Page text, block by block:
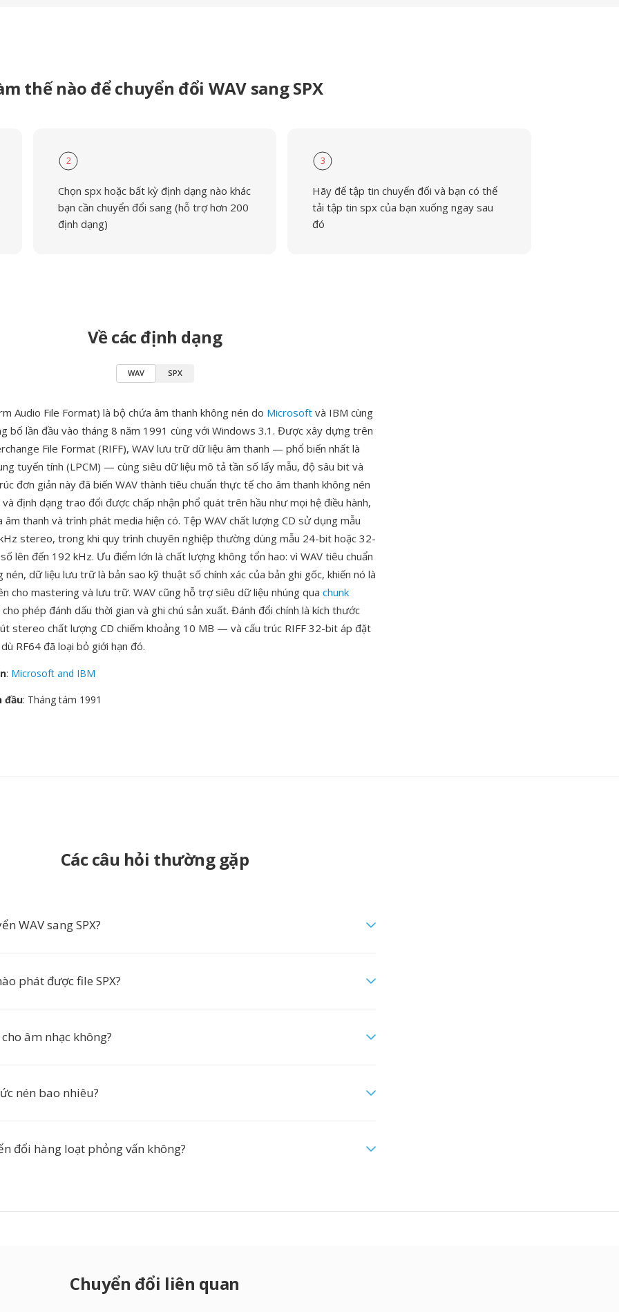
thế nào để chuyển đổi WAV sang SPX
2
Chọn spx hoặc bất kỳ định dạng nào khác
bạn cần chuyển đổi sang (hỗ trợ hơn 200
định dạng)
3
Hãy để tập tin chuyển đổi và bạn có thể
tải tập tin spx của bạn xuống ngay sau
đó
Về các định dạng
WAV SPX
Audio File Format) là bộ chứa âm thanh không nén do Microsoft và IBM cùng
bố lần đầu vào tháng 8 năm 1991 cùng với Windows 3.1. Được xây dựng trên
File Format (RIFF), WAV lưu trữ dữ liệu âm thanh — phổ biến nhất là
tuyến tính (LPCM) — cùng siêu dữ liệu mô tả tần số lấy mẫu, độ sâu bit và
đơn giản này đã biến WAV thành tiêu chuẩn thực tế cho âm thanh không nén
định dạng trao đổi được chấp nhận phổ quát trên hầu như mọi hệ điều hành,
âm thanh và trình phát media hiện có. Tệp WAV chất lượng CD sử dụng mẫu
stereo, trong khi quy trình chuyên nghiệp thường dùng mẫu 24-bit hoặc 32-
lên đến 192 kHz. Ưu điểm lớn là chất lượng không tổn hao: vì WAV tiêu chuẩn
nén, dữ liệu lưu trữ là bản sao kỹ thuật số chính xác của bản ghi gốc, khiến nó là
cho mastering và lưu trữ. WAV cũng hỗ trợ siêu dữ liệu nhúng qua chunk
cho phép đánh dấu thời gian và ghi chú sản xuất. Đánh đổi chính là kích thước
stereo chất lượng CD chiếm khoảng 10 MB — và cấu trúc RIFF 32-bit áp đặt
RF64 đã loại bỏ giới hạn đó.
: Microsoft and IBM
đầu: Tháng tám 1991
Các câu hỏi thường gặp
WAV sang SPX?
phát được file SPX?
âm nhạc không?
nén bao nhiêu?
đổi hàng loạt phỏng vấn không?
Chuyển đổi liên quan